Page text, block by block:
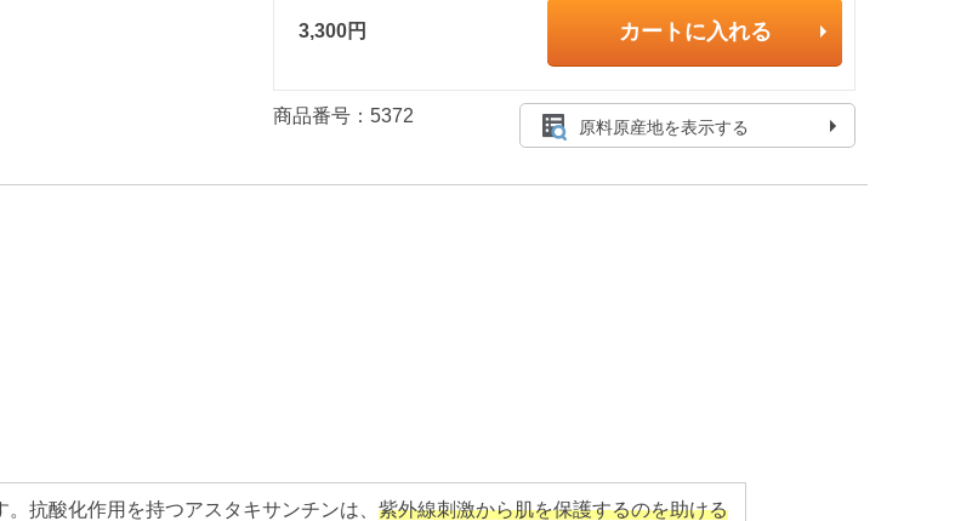
3,300円 カートに入れる
商品番号：5372
原料原産地を表示する
抗酸化作用を持つアスタキサンチンは、 紫外線刺激から肌を保護するのを助ける